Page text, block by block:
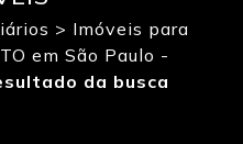
> Imóveis para
em São Paulo -
da busca